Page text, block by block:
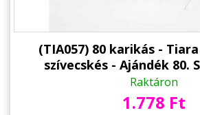
(TIA057) 80 karikás -
szívecskés - Ajándék 80.
Születésnapi Party
Raktáron
1.778 Ft